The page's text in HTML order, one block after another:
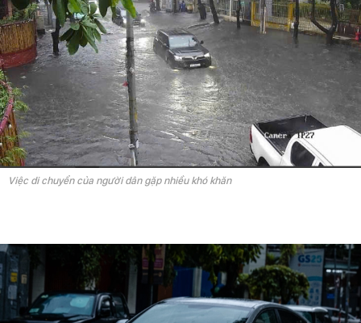
Việc di chuyển của người dân gặp nhiều khó khăn